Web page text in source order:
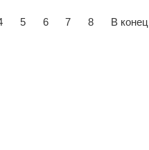
5 6 7 8 В конец